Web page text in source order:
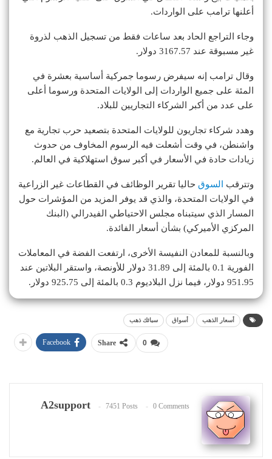
أعلنها ترامب على الواردات.
وجاء التراجع الحاد بعد ساعات فقط من تسجيل الذهب لذروة
غير مسبوقة عند 3167.57 دولار.
وقال ترامب إنه سيفرض رسوما جمركية أساسية بعشرة في
المئة على جميع الواردات إلى الولايات المتحدة ورسوما أعلى
على عدد من أكبر الشركاء التجاريين للبلاد.
وهدد شركاء تجاريون للولايات المتحدة بتصعيد حرب تجارية مع
واشنطن، في وقت أشعلت فيه الرسوم المخاوف من حدوث
زيادات حادة في الأسعار في أكبر سوق استهلاكية في العالم.
وتترقب السوق حاليا تقرير الوظائف في القطاعات غير الزراعية
في الولايات المتحدة، والذي قد يوفر المزيد من المؤشرات حول
المسار الذي سيتبناه مجلس الاحتياطي الفيدرالي (البنك
المركزي الأميركي) بشأن أسعار الفائدة.
وبالنسبة للمعادن النفيسة الأخرى، ارتفعت الفضة في المعاملات
الفورية 0.1 بالمئة إلى 31.89 دولار للأونصة، واستقر البلاتين عند
951.95 دولار، فيما نزل البلاديوم 0.3 بالمئة إلى 925.75 دولار.
أسعار الذهب أسواق سبائك ذهب
0
Share
Facebook
A2support 7451 Posts 0 Comments